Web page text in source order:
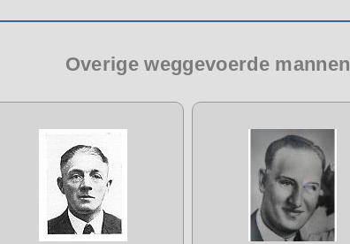
Overige weggevoerde mannen